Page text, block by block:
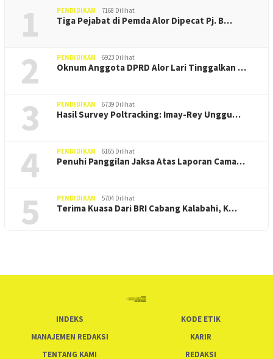
1 PENDIDIKAN 7168 Dilihat
Tiga Pejabat di Pemda Alor Dipecat Pj. B…
2 PENDIDIKAN 6923 Dilihat
Oknum Anggota DPRD Alor Lari Tinggalkan …
3 PENDIDIKAN 6739 Dilihat
Hasil Survey Poltracking: Imay-Rey Unggu…
4 PENDIDIKAN 6165 Dilihat
Penuhi Panggilan Jaksa Atas Laporan Cama…
5 PENDIDIKAN 5704 Dilihat
Terima Kuasa Dari BRI Cabang Kalabahi, K…
INDEKS
KODE ETIK
MANAJEMEN REDAKSI
KARIR
TENTANG KAMI
REDAKSI